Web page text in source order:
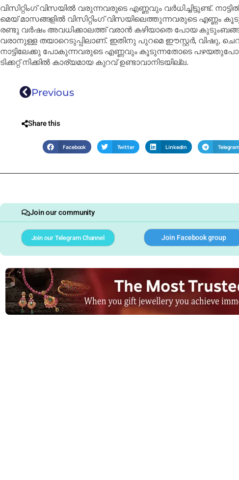
വിസിറ്റിംഗ് വിസയിൽ വരുന്നവരുടെ എണ്ണവും വർധിച്ചിട്ടുണ്ട്.
മെയ് മാസങ്ങളിൽ വിസിറ്റിംഗ് വിസയിലെത്തുന്നവരുടെ എണ്ണം
രണ്ടു വർഷം അവധിക്കാലത്ത് വരാൻ കഴിയാതെ പോയ
വരാനുള്ള തയാറെടുപ്പിലാണ്. ഇതിനു പുറമെ ഈസ്റ്റർ, വിഷു,
നാട്ടിലേക്കു പോകുന്നവരുടെ എണ്ണവും കൂടുന്നതോടെ
ടിക്കറ്റ് നിക്കിൽ കാര്യമായ കുറവ് ഉണ്ടാവാനിടയില്ല.
Previous
Share this
Facebook Twitter LinkedIn Telegram
Join our community
Join our Telegram Channel Join Facebook group